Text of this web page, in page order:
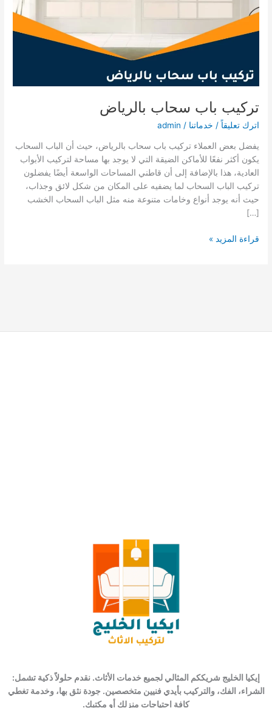
تركيب باب سحاب بالرياض
اترك تعليقاً / خدماتنا /
admin
يفضل بعض العملاء تركيب باب سحاب بالرياض، حيث أن الباب السحاب
يكون أكثر نفعًا للأماكن الضيقة التي لا يوجد بها مساحة لتركيب الأبواب
العادية، هذا بالإضافة إلى أن قاطني المساحات الواسعة أيضًا يفضلون
تركيب الباب السحاب لما يضفيه على المكان من شكل لائق وجذاب،
حيث أنه يوجد أنواع وخامات متنوعة منه مثل الباب السحاب الخشب
[…]
تركيب
قراءة المزيد »
إيكيا الخليج شريككم المثالي لجميع خدمات الأثاث. نقدم حلولاً ذكية تشمل:
الشراء، الفك، والتركيب بأيدي فنيين متخصصين. جودة نثق بها، وخدمة تغطي
كافة احتياجات منزلك أو مكتبك.